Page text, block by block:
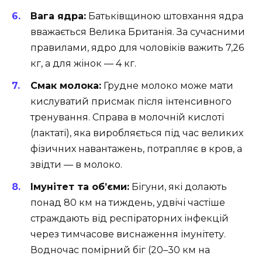
Вага ядра: Батьківщиною штовхання ядра
вважається Велика Британія. За сучасними
правилами, ядро для чоловіків важить 7,26
кг, а для жінок — 4 кг.
Смак молока: Грудне молоко може мати
кислуватий присмак після інтенсивного
тренування. Справа в молочній кислоті
(лактаті), яка виробляється під час великих
фізичних навантажень, потрапляє в кров, а
звідти — в молоко.
Імунітет та об’єми: Бігуни, які долають
понад 80 км на тиждень, удвічі частіше
страждають від респіраторних інфекцій
через тимчасове виснаження імунітету.
Водночас помірний біг (20–30 км на